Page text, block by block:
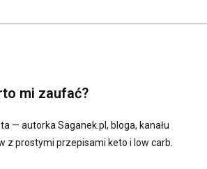
mi zaufać?
— autorka Saganek.pl, bloga, kanału
z prostymi przepisami keto i low carb.